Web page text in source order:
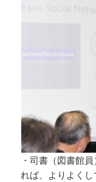
・司書（図書館
れば、よりよく